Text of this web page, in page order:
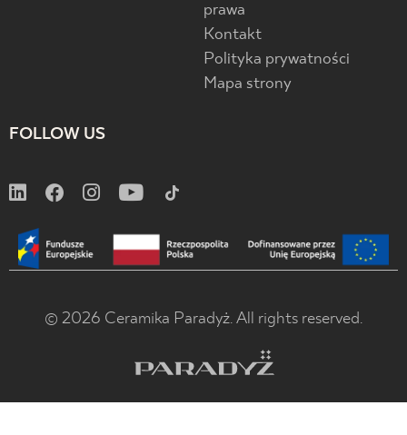
prawa
Kontakt
Polityka prywatności
Mapa strony
FOLLOW US
© 2026 Ceramika Paradyż. All rights reserved.